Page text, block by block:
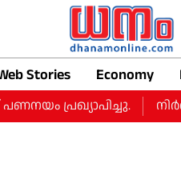
Stories Economy
പ്രഖ്യാപിച്ചു.